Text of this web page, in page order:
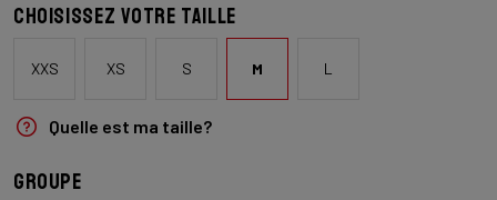
Choisissez votre taille
XXS XS S M L
Quelle est ma taille?
Groupe